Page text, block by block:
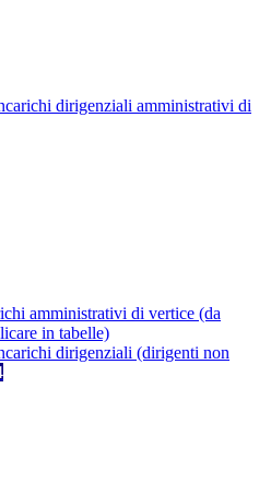
dirigenziali amministrativi di
amministrativi di vertice (da
in tabelle)
dirigenziali (dirigenti non